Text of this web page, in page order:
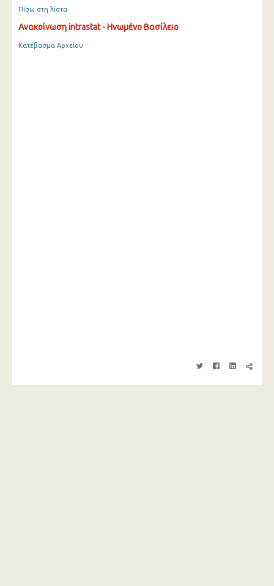
Πίσω στη λίστα
Ανακοίνωση intrastat - Ηνωμένο Βασίλειο
Κατέβασμα Αρχείου